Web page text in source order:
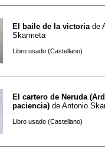
El baile de la victoria de
Skarmeta
Libro usado (Castellano)
El cartero de Neruda
paciencia) de Antonio
Libro usado (Castellano)